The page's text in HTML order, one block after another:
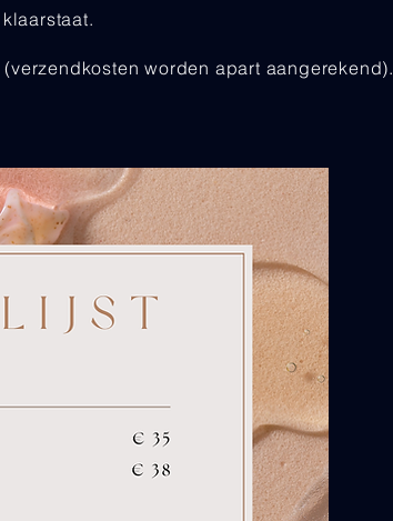
worden apart aangerekend).